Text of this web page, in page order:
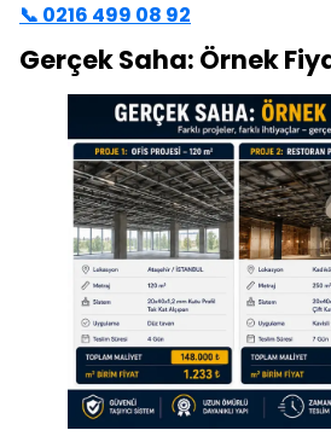
📞 0216 499 08 92
Gerçek Saha: Örnek